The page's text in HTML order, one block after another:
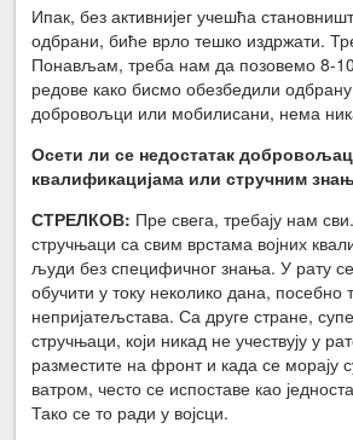
Ипак, без активнијег учешћа
одбрани, биће врло тешко издржати.
Понављам, треба нам да позовемо 8-
редове како бисмо обезбедили
добровољци или мобилисани, нема
Осети ли се недостатак
квалификацијама или стручним
СТРЕЛКОВ: Пре свега, требају нам
стручњаци са свим врстама војних
људи без специфичног знања. У рату
обучити у току неколико дана, посебно
непријатељстава. Са друге стране,
стручњаци, који никад не учествују у
разместите на фронт и када се морају
ватром, често се испоставе као
Тако се то ради у војсци.